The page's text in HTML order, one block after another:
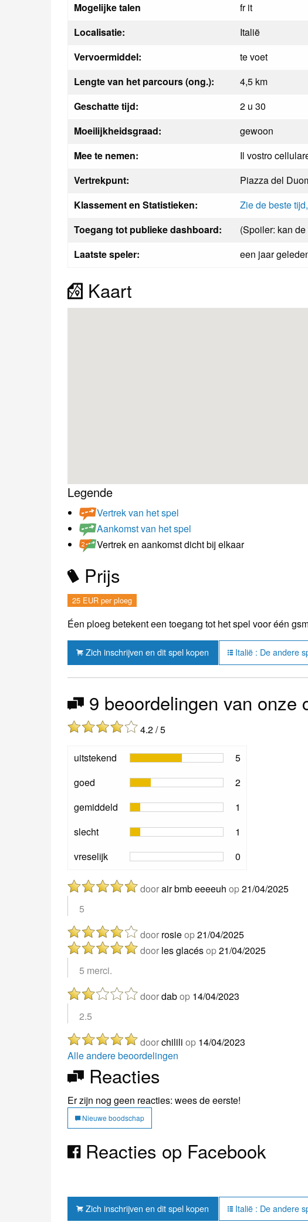
Mogelijke talen
fr it
Localisatie:
Italië
Vervoermiddel:
te voet
Lengte van het parcours (ong.):
4,5 km
Geschatte tijd:
2 u 30
Moeilijkheidsgraad:
gewoon
Mee te nemen:
Il vostro
Vertrekpunt:
Piazza del
Klassement en Statistieken:
Zie de beste
Toegang tot publieke dashboard:
(Spoiler: kan
Laatste speler:
een jaar
Kaart
Legende
Vertrek van het spel
Aankomst van het spel
Vertrek en aankomst dicht bij elkaar
Prijs
25 EUR per ploeg
Éen ploeg betekent een toegang tot het spel voor één
Zich inschrijven en dit spel kopen Italië : De andere
9 beoordelingen van onze
4.2 / 5
uitstekend
5
goed
2
gemiddeld
1
slecht
1
vreselijk
0
doorair bmb eeeeuh op21/04/2025
5
door rosieop21/04/2025
door les glacésop21/04/2025
5 merci.
doordabop 14/04/2023
2.5
doorchilili op 14/04/2023
Alle andere beoordelingen
Reacties
Er zijn nog geen reacties: wees de eerste!
Nieuwe boodschap
Reacties op Facebook
Zich inschrijven en dit spel kopen Italië : De andere